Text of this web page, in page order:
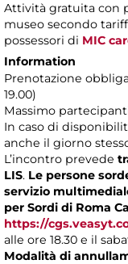
Attività gratuita con
museo secondo
possessori di MIC
Information
Prenotazione
19.00)
Massimo
In caso di
anche il giorno
L’incontro prevede
LIS. Le persone
servizio
per Sordi di Roma
https://
alle ore 18.30 e il
Modalità di